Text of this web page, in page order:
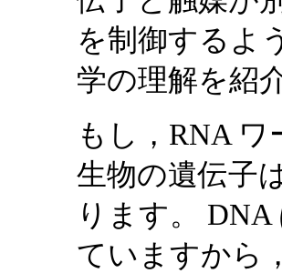
を制御するよ
学の理解を紹
もし，RNA
生物の遺伝子
ります。
ていますから